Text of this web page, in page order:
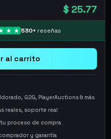
$ 25.77
530+ reseñas
al carrito
G2G, PlayerAuctions & más
reales, soporte real
tu proceso de compra
y garantía